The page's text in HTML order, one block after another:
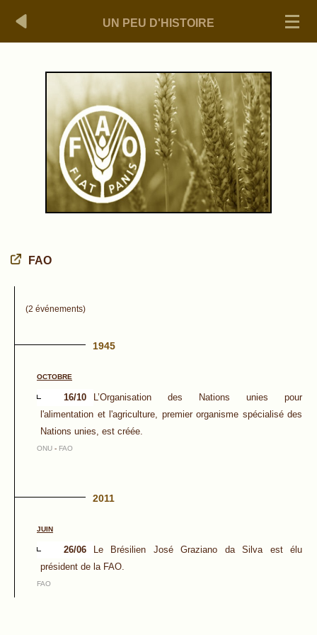
UN PEU D'HISTOIRE
FAO
(2 événements)
1945
OCTOBRE
16/10
L’Organisation des Nations unies pour
l'alimentation et l'agriculture, premier organisme spécialisé des
Nations unies, est créée.
ONU - FAO
2011
JUIN
26/06
Le Brésilien José Graziano da Silva est élu
président de la FAO.
FAO